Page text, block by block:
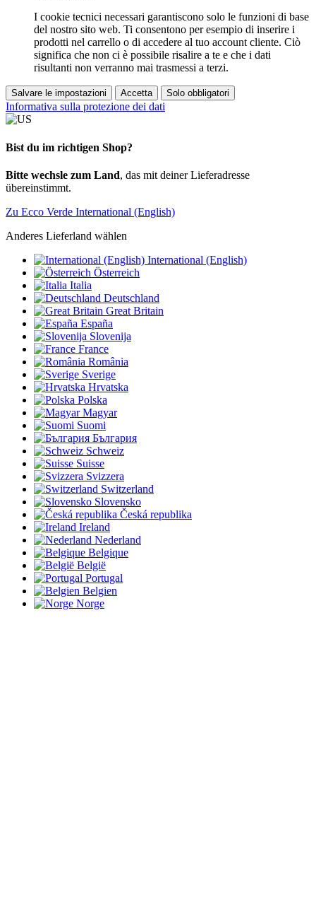
I cookie tecnici necessari garantiscono solo le funzioni di base
del nostro sito web. Ti consentono per esempio di inserire i
prodotti nel carrello o di accedere al tuo account cliente. Ciò
significa che non ci è possibile risalire a te e che i dati
risultanti non verranno mai trasmessi a terzi.
Salvare le impostazioni Accetta Solo obbligatori
Informativa sulla protezione dei dati
Bist du im richtigen Shop?
Bitte wechsle zum Land, das mit deiner Lieferadresse
übereinstimmt.
Zu Ecco Verde International (English)
Anderes Lieferland wählen
International (English)
Österreich
Italia
Deutschland
Great Britain
España
Slovenija
France
România
Sverige
Hrvatska
Polska
Magyar
Suomi
България
Schweiz
Suisse
Svizzera
Switzerland
Slovensko
Česká republika
Ireland
Nederland
Belgique
België
Portugal
Belgien
Norge